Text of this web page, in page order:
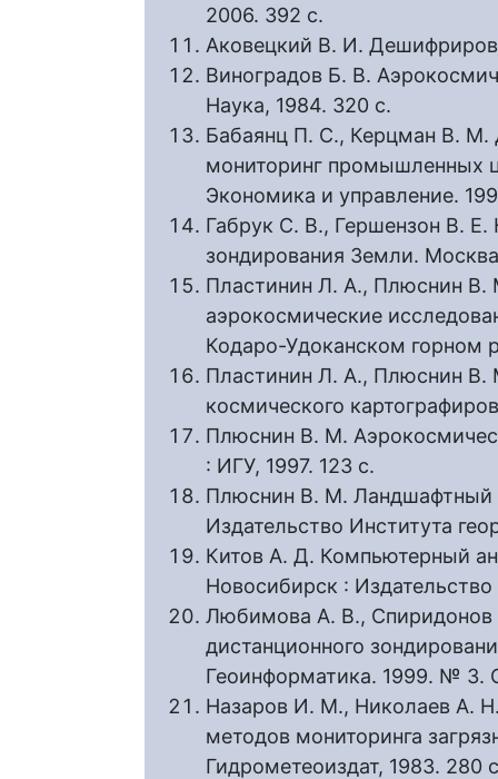
2006. 392 с.
Аковецкий В. И.
Виноградов Б. В.
Наука, 1984. 320 с.
Бабаянц П. С., Керцман В. М.
мониторинг промышленных
Экономика и управление.
Габрук С. В., Гершензон В.
зондирования Земли.
Пластинин Л. А., Плюснин
аэрокосмические
Кодаро-Удоканском горном
Пластинин Л. А., Плюснин В.
космического
Плюснин В. М.
: ИГУ, 1997. 123 с.
Плюснин В. М. Ландшафтный
Издательство Института
Китов А. Д. Компьютерный
Новосибирск :
Любимова А. В., Спиридонов
дистанционного
Геоинформатика. 1999. № 3.
Назаров И. М., Николаев А.
методов мониторинга
Гидрометеоиздат, 1983. 280